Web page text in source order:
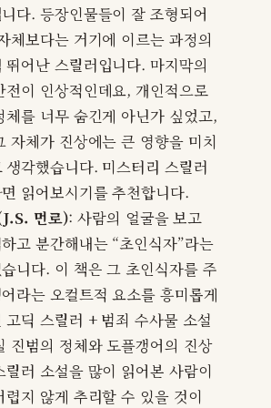
다. 등장인물들이 잘 조형되어
체보다는 거기에 이르는 과정의
뛰어난 스릴러입니다. 마지막의
전이 인상적인데요, 개인적으로
체를 너무 숨긴게 아닌가 싶었고,
자체가 진상에는 큰 영향을 미치
생각했습니다. 미스터리 스릴러
읽어보시기를 추천합니다.
먼로): 사람의 얼굴을 보고
고 분간해내는 “초인식자”라는
니다. 이 책은 그 초인식자를 주
라는 오컬트적 요소를 흥미롭게
고딕 스릴러 + 범죄 수사물 소설
진범의 정체와 도플갱어의 진상
릴러 소설을 많이 읽어본 사람이
렵지 않게 추리할 수 있을 것이